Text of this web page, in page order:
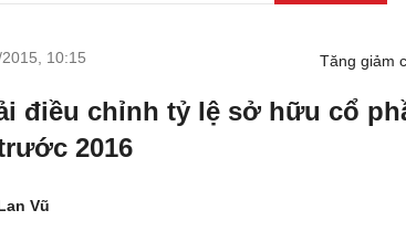
10:15 Tăng giảm
điều chỉnh tỷ lệ sở hữu cổ
2016
Vũ